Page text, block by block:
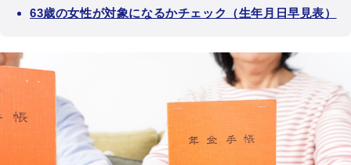
63歳の女性が対象になるかチェック（生年月日早見表）